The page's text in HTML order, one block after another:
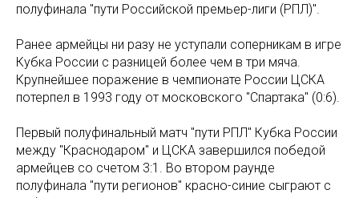
полуфинала "пути Российской премьер-лиги (РПЛ)".
Ранее армейцы ни разу не уступали соперникам в игре
Кубка России с разницей более чем в три мяча.
Крупнейшее поражение в чемпионате России ЦСКА
потерпел в 1993 году от московского "Спартака" (0:6).
Первый полуфинальный матч "пути РПЛ" Кубка России
между "Краснодаром" и ЦСКА завершился победой
армейцев со счетом 3:1. Во втором раунде
полуфинала "пути регионов" красно-синие сыграют с